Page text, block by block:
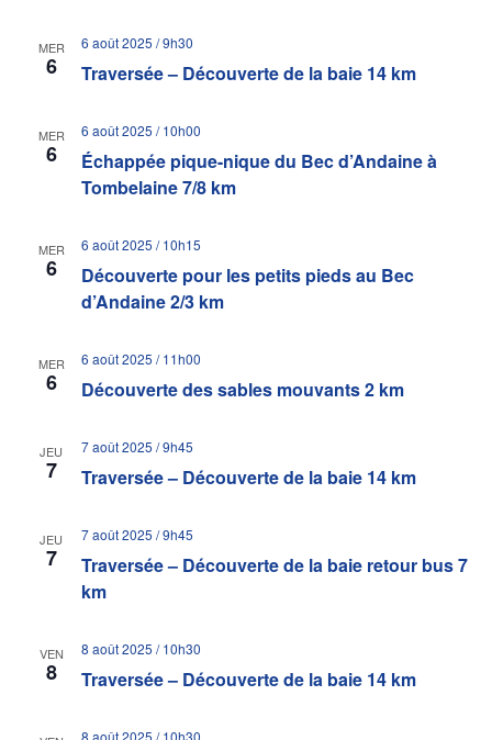
MER
6 Traversée – Découverte de la baie 14 km
6 août 2025 / 9h30
MER
6
Échappée pique-nique du Bec d’Andaine à
Tombelaine 7/8 km
6 août 2025 / 10h00
MER
6
Découverte pour les petits pieds au Bec
d’Andaine 2/3 km
6 août 2025 / 10h15
MER
6 Découverte des sables mouvants 2 km
6 août 2025 / 11h00
JEU
7 Traversée – Découverte de la baie 14 km
7 août 2025 / 9h45
JEU
7
Traversée – Découverte de la baie retour bus 7
km
7 août 2025 / 9h45
VEN
8 Traversée – Découverte de la baie 14 km
8 août 2025 / 10h30
8 août 2025 / 10h30